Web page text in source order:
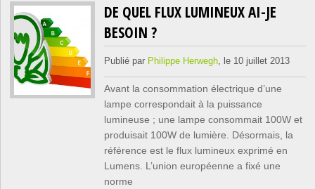
DE QUEL FLUX LUMINEUX AI-JE
BESOIN ?
Publié par Philippe Herwegh, le 10 juillet 2013
Avant la consommation électrique d’une
lampe correspondait à la puissance
lumineuse ; une lampe consommait 100W et
produisait 100W de lumière. Désormais, la
référence est le flux lumineux exprimé en
Lumens. L’union européenne a fixé une
norme